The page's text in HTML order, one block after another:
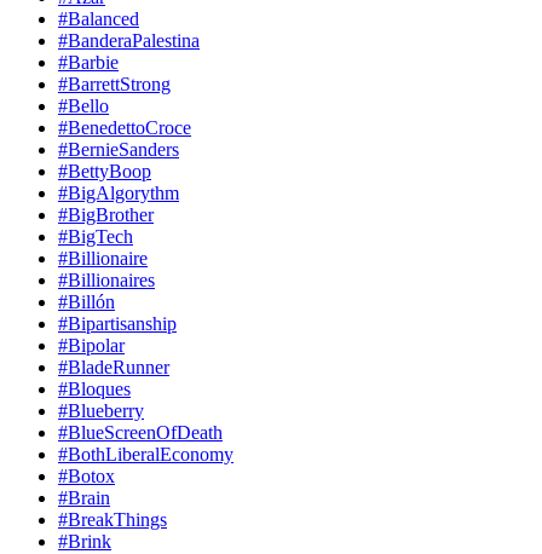
#Balanced
#BanderaPalestina
#Barbie
#BarrettStrong
#Bello
#BenedettoCroce
#BernieSanders
#BettyBoop
#BigAlgorythm
#BigBrother
#BigTech
#Billionaire
#Billionaires
#Billón
#Bipartisanship
#Bipolar
#BladeRunner
#Bloques
#Blueberry
#BlueScreenOfDeath
#BothLiberalEconomy
#Botox
#Brain
#BreakThings
#Brink